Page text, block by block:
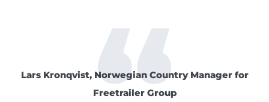
Lars Kronqvist, Norwegian Country Manager for
Freetrailer Group